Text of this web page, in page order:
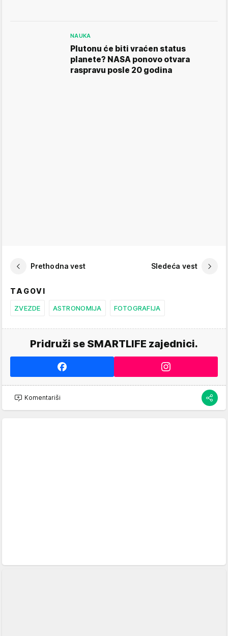
NAUKA
Plutonu će biti vraćen status
planete? NASA ponovo otvara
raspravu posle 20 godina
Prethodna vest Sledeća vest
TAGOVI
ZVEZDE ASTRONOMIJA FOTOGRAFIJA
Pridruži se SMARTLIFE zajednici.
Komentariši